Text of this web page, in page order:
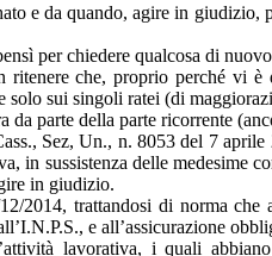
e da quando, agire in
per chiedere qualcosa di
che, proprio perché vi
sui singoli ratei (di
parte della parte ricorrente
Sez, Un., n. 8053 del 7 aprile
in sussistenza delle medesime
in giudizio.
trattandosi di norma che
e all’assicurazione
lavorativa, i quali